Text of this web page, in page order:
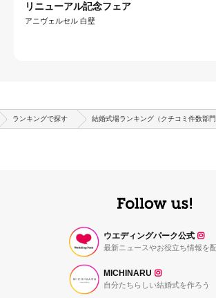
リニューアル記念フェア
アニヴェルセル 白壁
ランキングで探す 結婚式場ランキング（クチコミ件数部門
ウエディングパーク公式
最新ニュースやお役立ち情報を
MICHINARU
自分たちらしい結婚式を作ろう